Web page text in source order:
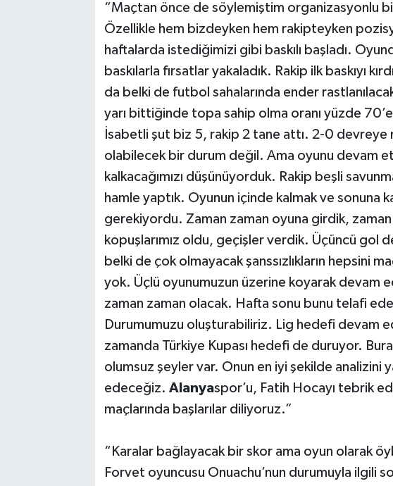
“Maçtan önce de söylemiştim organizasyonlu bir
Özellikle hem bizdeyken hem rakipteyken
haftalarda istediğimizi gibi baskılı başladı.
baskılarla fırsatlar yakaladık. Rakip ilk baskıyı
da belki de futbol sahalarında ender
yarı bittiğinde topa sahip olma oranı yüzde
İsabetli şut biz 5, rakip 2 tane attı. 2-0
olabilecek bir durum değil. Ama oyunu devam
kalkacağımızı düşünüyorduk. Rakip beşli
hamle yaptık. Oyunun içinde kalmak ve sonuna
gerekiyordu. Zaman zaman oyuna girdik, zaman
kopuşlarımız oldu, geçişler verdik. Üçüncü gol
belki de çok olmayacak şanssızlıkların hepsini
yok. Üçlü oyunumuzun üzerine koyarak devam
zaman zaman olacak. Hafta sonu bunu telafi
Durumumuzu oluşturabiliriz. Lig hedefi devam
zamanda Türkiye Kupası hedefi de duruyor.
olumsuz şeyler var. Onun en iyi şekilde analizini
edeceğiz. Alanyaspor’u, Fatih Hocayı tebrik
maçlarında başlarılar diliyoruz.”
“Karalar bağlayacak bir skor ama oyun olarak
Forvet oyuncusu Onuachu’nun durumuyla ilgili